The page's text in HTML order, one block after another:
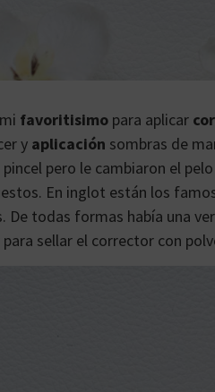
favoritisimo para aplicar
y aplicación sombras de
pero le cambiaron el
En inglot están los
todas formas había una
sellar el corrector con